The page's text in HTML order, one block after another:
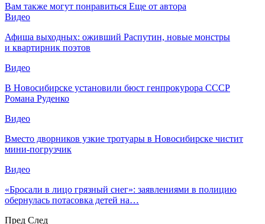
Вам также могут понравиться Еще от автора
Видео
Афиша выходных: оживший Распутин, новые монстры
и квартирник поэтов
Видео
В Новосибирске установили бюст генпрокурора СССР
Романа Руденко
Видео
Вместо дворников узкие тротуары в Новосибирске чистит
мини-погрузчик
Видео
«Бросали в лицо грязный снег»: заявлениями в полицию
обернулась потасовка детей на…
Пред След